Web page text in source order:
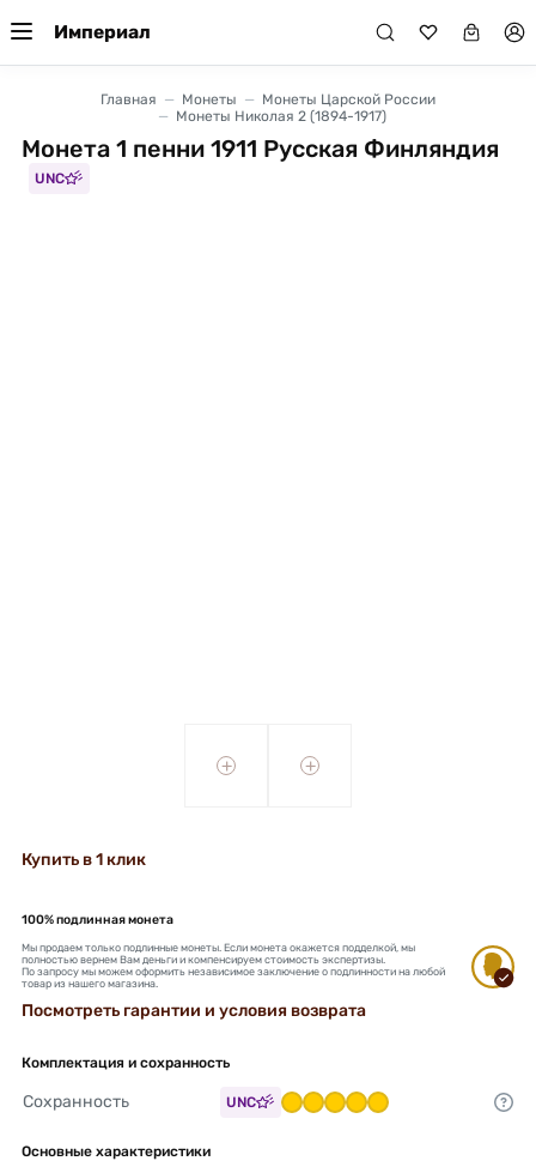
Империал
Главная Монеты
Монеты Царской России
Монеты Николая 2 (1894-1917)
Монета 1 пенни 1911 Русская Финляндия
UNC
+ +
Купить в 1 клик
100% подлинная монета
Мы продаем только подлинные монеты. Если монета окажется подделкой, мы
полностью вернем Вам деньги и компенсируем стоимость экспертизы.
По запросу мы можем оформить независимое заключение о подлинности на любой
товар из нашего магазина.
Посмотреть гарантии и условия возврата
Комплектация и сохранность
Сохранность UNC
Основные характеристики